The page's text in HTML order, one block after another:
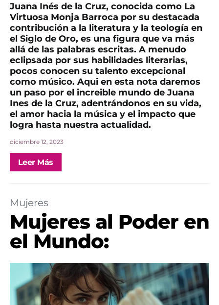
Juana Inés de la Cruz, conocida como La
Virtuosa Monja Barroca por su destacada
contribución a la literatura y la teología en
el Siglo de Oro, es una figura que va más
allá de las palabras escritas. A menudo
eclipsada por sus habilidades literarias,
pocos conocen su talento excepcional
como músico. Aqui en esta nota daremos
un paso por el increible mundo de Juana
Ines de la Cruz, adentrándonos en su vida,
el amor hacia la música y el impacto que
logra hasta nuestra actualidad.
diciembre 12, 2023
Leer Más
Mujeres
Mujeres al Poder en
el Mundo: